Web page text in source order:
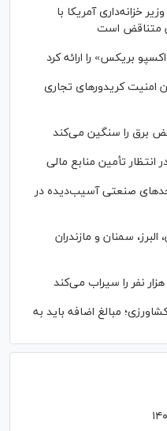
خزانه‌داری آمریکا با
متناقض است
بریکس» را ارائه کرد
امنیت کریدورهای تجاری
برق را سنگین می‌کند
تأمین منابع مالی
صنعتی آسیب‌دیده در
سمنان و مازندران
مبالغ اضافه باید به